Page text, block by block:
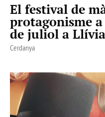
El festival de
protagonisme a
de juliol a Llívia
Cerdanya